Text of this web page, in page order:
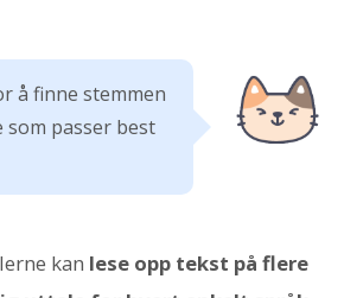
å finne stemmen
passer best
kan lese opp tekst på flere